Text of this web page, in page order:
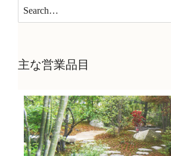
主な営業品目